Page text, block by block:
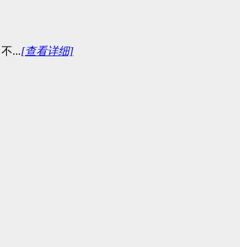
...[查看详细]